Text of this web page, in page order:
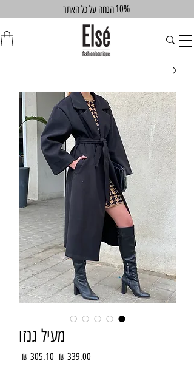
הנחה על כל האתר10%
מעיל גנזו
‏339.00 ‏₪
מחיר